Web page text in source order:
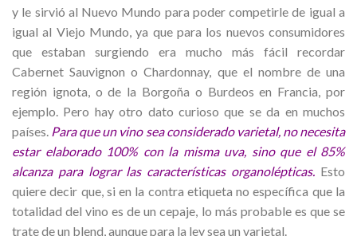
y le sirvió al Nuevo Mundo para poder competirle de igual a
igual al Viejo Mundo, ya que para los nuevos consumidores
que estaban surgiendo era mucho más fácil recordar
Cabernet Sauvignon o Chardonnay, que el nombre de una
región ignota, o de la Borgoña o Burdeos en Francia, por
ejemplo. Pero hay otro dato curioso que se da en muchos
países. Para que un vino sea considerado varietal, no necesita
estar elaborado 100% con la misma uva, sino que el 85%
alcanza para lograr las características organolépticas. Esto
quiere decir que, si en la contra etiqueta no específica que la
totalidad del vino es de un cepaje, lo más probable es que se
trate de un blend, aunque para la ley sea un varietal.